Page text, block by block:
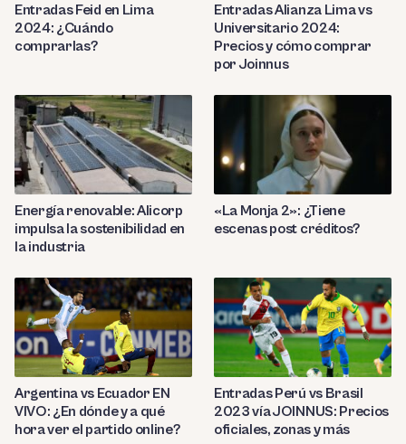
Entradas Feid en Lima
2024: ¿Cuándo
comprarlas?
Entradas Alianza Lima vs
Universitario 2024:
Precios y cómo comprar
por Joinnus
Energía renovable: Alicorp
impulsa la sostenibilidad en
la industria
«La Monja 2»: ¿Tiene
escenas post créditos?
Argentina vs Ecuador EN
VIVO: ¿En dónde y a qué
hora ver el partido online?
Entradas Perú vs Brasil
2023 vía JOINNUS: Precios
oficiales, zonas y más